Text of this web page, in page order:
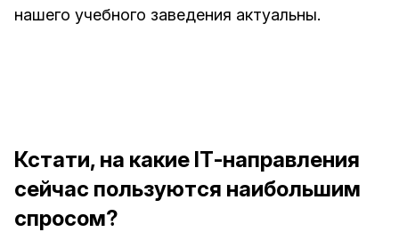
нашего учебного заведения актуальны.
Кстати, на какие IТ-направления
сейчас пользуются наибольшим
спросом?